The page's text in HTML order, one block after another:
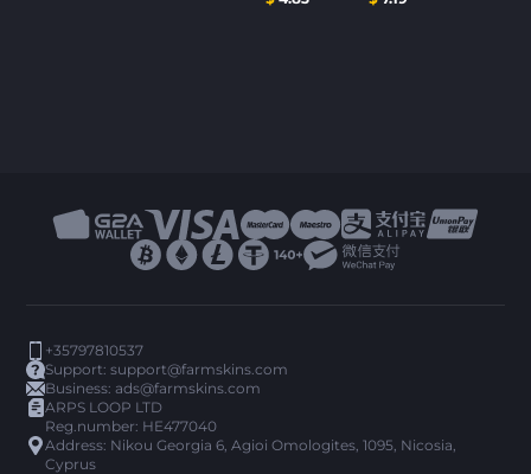
+35797810537
Support:support@farmskins.com
Business:ads@farmskins.com
ARPS LOOP LTD
Reg.number: HE477040
Address: Nikou Georgia 6, Agioi Omologites, 1095, Nicosia,
Cyprus